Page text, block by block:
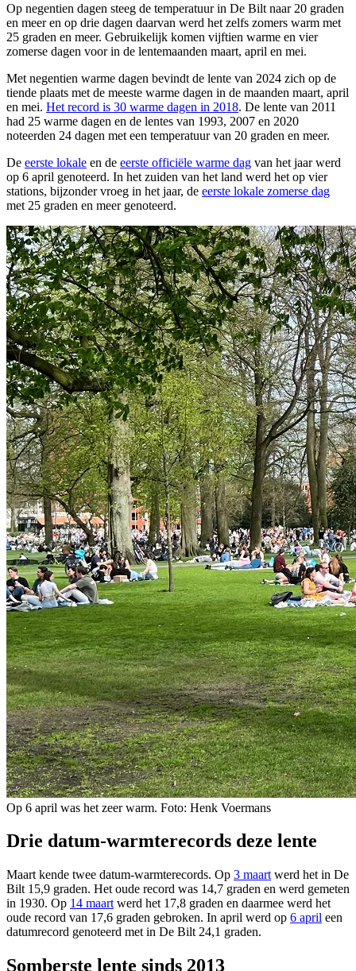
Op negentien dagen steeg de temperatuur in De Bilt naar 20 graden
en meer en op drie dagen daarvan werd het zelfs zomers warm met
25 graden en meer. Gebruikelijk komen vijftien warme en vier
zomerse dagen voor in de lentemaanden maart, april en mei.
Met negentien warme dagen bevindt de lente van 2024 zich op de
tiende plaats met de meeste warme dagen in de maanden maart, april
en mei. Het record is 30 warme dagen in 2018. De lente van 2011
had 25 warme dagen en de lentes van 1993, 2007 en 2020
noteerden 24 dagen met een temperatuur van 20 graden en meer.
De eerste lokale en de eerste officiële warme dag van het jaar werd
op 6 april genoteerd. In het zuiden van het land werd het op vier
stations, bijzonder vroeg in het jaar, de eerste lokale zomerse dag
met 25 graden en meer genoteerd.
Op 6 april was het zeer warm. Foto: Henk Voermans
Drie datum-warmterecords deze lente
Maart kende twee datum-warmterecords. Op 3 maart werd het in De
Bilt 15,9 graden. Het oude record was 14,7 graden en werd gemeten
in 1930. Op 14 maart werd het 17,8 graden en daarmee werd het
oude record van 17,6 graden gebroken. In april werd op 6 april een
datumrecord genoteerd met in De Bilt 24,1 graden.
Somberste lente sinds 2013